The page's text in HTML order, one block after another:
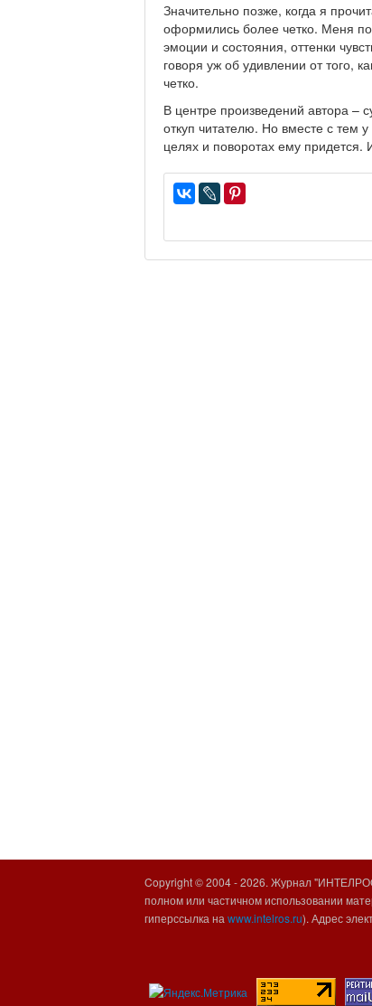
Значительно позже, когда я
оформились более четко. Меня
эмоции и состояния, оттенки
говоря уж об удивлении от того,
четко.
В центре произведений автора –
откуп читателю. Но вместе с тем
целях и поворотах ему
Copyright © 2004 -2026. Журнал
полном или частичном использовании
гиперссылка на www.intelros.ru). Адрес